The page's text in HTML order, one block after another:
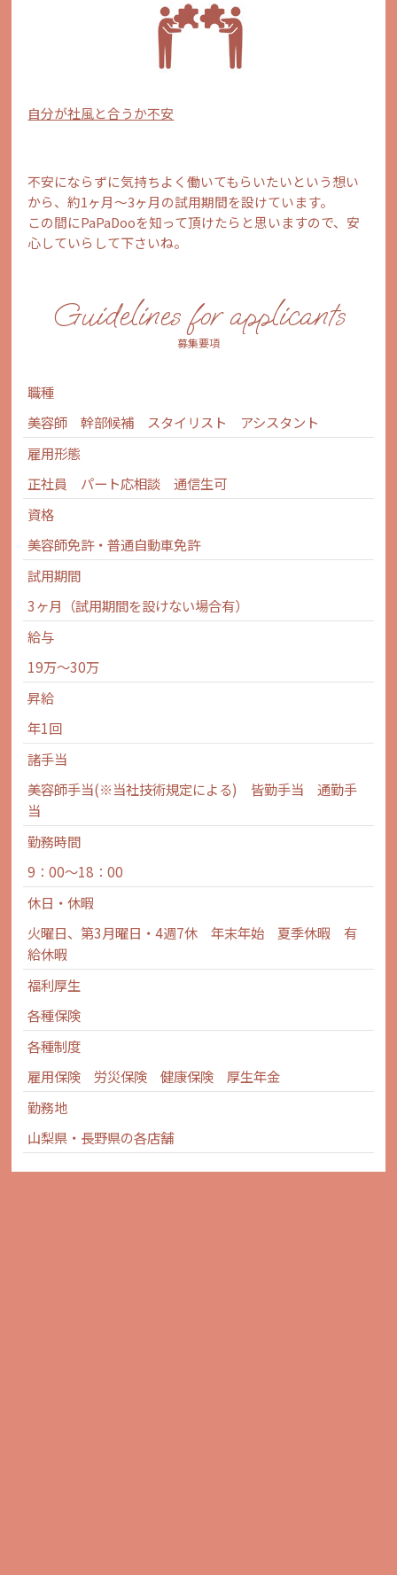
自分が社風と合うか不安
不安にならずに気持ちよく働いてもらいたいという想い
から、約1ヶ月〜3ヶ月の試用期間を設けています。
この間にPaPaDooを知って頂けたらと思いますので、安
心していらして下さいね。
Guidelines for applicants
募集要項
職種
美容師 幹部候補 スタイリスト アシスタント
雇用形態
正社員 パート応相談 通信生可
資格
美容師免許・普通自動車免許
試用期間
3ヶ月（試用期間を設けない場合有）
給与
19万～30万
昇給
年1回
諸手当
美容師手当(※当社技術規定による) 皆勤手当 通勤手
当
勤務時間
9：00～18：00
休日・休暇
火曜日、第3月曜日・4週7休 年末年始 夏季休暇 有
給休暇
福利厚生
各種保険
各種制度
雇用保険 労災保険 健康保険 厚生年金
勤務地
山梨県・長野県の各店舗